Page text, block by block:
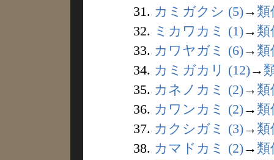
31. カミガクシ (5)→ 類
32. ミカワカミ (1)→ 類
33. カワヤガミ (6)→ 類
34. カミガカリ (12)→
35. カネノカミ (2)→ 類
36. カワンカミ (2)→ 類
37. カクシガミ (3)→ 類
38. カマドカミ (2)→ 類